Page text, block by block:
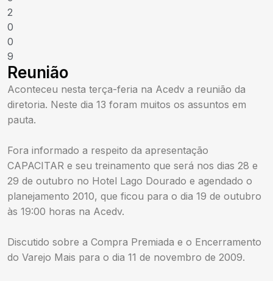
2
0
0
9
Reunião
Aconteceu nesta terça-feria na Acedv a reunião da
diretoria. Neste dia 13 foram muitos os assuntos em
pauta.
Fora informado a respeito da apresentação
CAPACITAR e seu treinamento que será nos dias 28 e
29 de outubro no Hotel Lago Dourado e agendado o
planejamento 2010, que ficou para o dia 19 de outubro
às 19:00 horas na Acedv.
Discutido sobre a Compra Premiada e o Encerramento
do Varejo Mais para o dia 11 de novembro de 2009.